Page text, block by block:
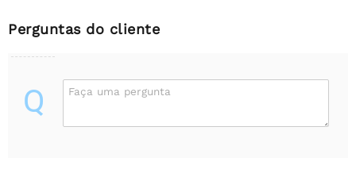
Perguntas do cliente
Q Faça uma pergunta